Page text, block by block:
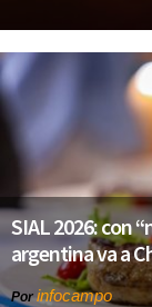
SIAL 2026: con
argentina va a
Porinfocampo